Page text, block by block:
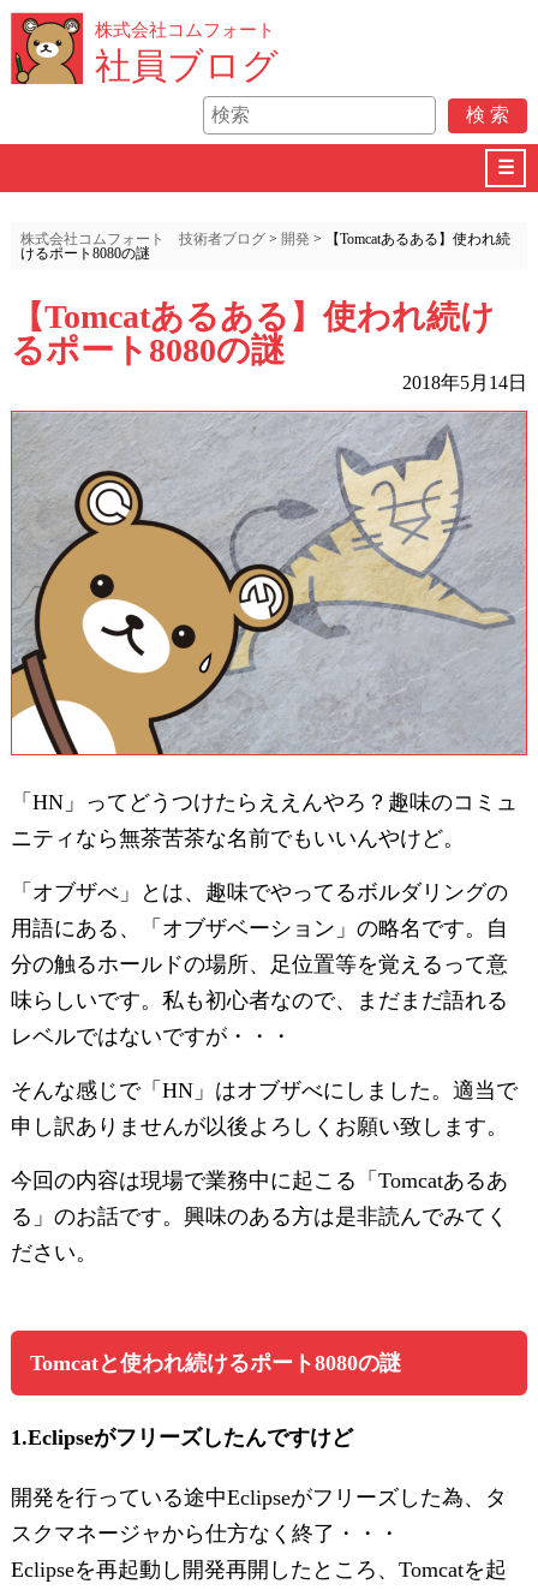
株式会社コムフォート
社員ブログ
☰
株式会社コムフォート 技術者ブログ> 開発 >
【Tomcatあるある】使われ続
けるポート8080の謎
【Tomcatあるある】使われ続け
るポート8080の謎
2018年5月14日
「HN」ってどうつけたらええんやろ？趣味のコミュ
ニティなら無茶苦茶な名前でもいいんやけど。
「オブザべ」とは、趣味でやってるボルダリングの
用語にある、「オブザベーション」の略名です。自
分の触るホールドの場所、足位置等を覚えるって意
味らしいです。私も初心者なので、まだまだ語れる
レベルではないですが・・・
そんな感じで「HN」はオブザべにしました。適当で
申し訳ありませんが以後よろしくお願い致します。
今回の内容は現場で業務中に起こる「Tomcatあるあ
る」のお話です。興味のある方は是非読んでみてく
ださい。
Tomcatと使われ続けるポート8080の謎
1.Eclipseがフリーズしたんですけど
開発を行っている途中Eclipseがフリーズした為、タ
スクマネージャから仕方なく終了・・・
Eclipseを再起動し開発再開したところ、Tomcatを起